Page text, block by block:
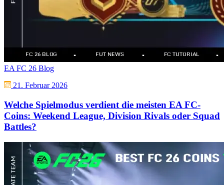
EA FC 26 Blog
21. Februar 2026
Welche Spielmodus verdient die meisten EA FC-
Coins: Weekend League, Division Rivals oder Squad
Battles?